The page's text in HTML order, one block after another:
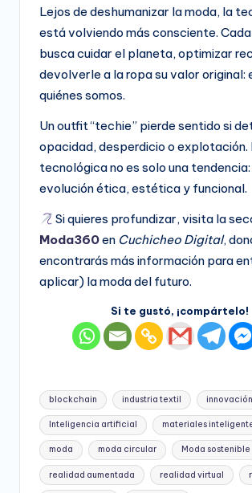
Lejos de deshumanizar la moda, la
está volviendo más consciente.
busca cuidar el planeta, optimizar
devolverle a la ropa su valor original:
quiénes somos.
Un outfit “techie” pierde sentido si
opacidad, desperdicio o explotación.
tecnológica no es solo una tendencia:
evolución ética, estética y funcional.
Si quieres profundizar, visita la
Moda360en Cuchicheo Digital,
encontrarás más información para
aplicar) la moda del futuro.
Si te gustó, ¡compártelo!
Etiquetas:
blockchain industria textil innovación
Inteligencia artificial materiales
moda moda circular Moda sostenible
realidad aumentada realidad virtual